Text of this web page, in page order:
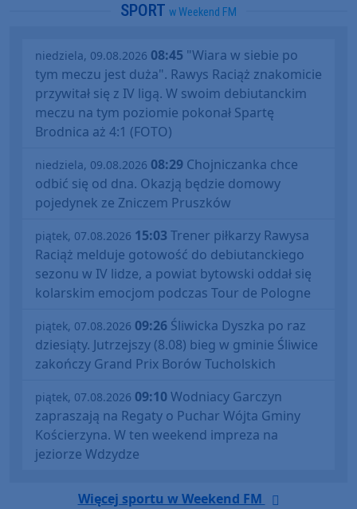
SPORT w Weekend FM
niedziela, 09.08.2026 08:45 "Wiara w siebie po
tym meczu jest duża". Rawys Raciąż znakomicie
przywitał się z IV ligą. W swoim debiutanckim
meczu na tym poziomie pokonał Spartę
Brodnica aż 4:1 (FOTO)
niedziela, 09.08.2026 08:29 Chojniczanka chce
odbić się od dna. Okazją będzie domowy
pojedynek ze Zniczem Pruszków
piątek, 07.08.2026 15:03Trener piłkarzy Rawysa
Raciąż melduje gotowość do debiutanckiego
sezonu w IV lidze, a powiat bytowski oddał się
kolarskim emocjom podczas Tour de Pologne
piątek, 07.08.2026 09:26 Śliwicka Dyszka po raz
dziesiąty. Jutrzejszy (8.08) bieg w gminie Śliwice
zakończy Grand Prix Borów Tucholskich
piątek, 07.08.2026 09:10Wodniacy Garczyn
zapraszają na Regaty o Puchar Wójta Gminy
Kościerzyna. W ten weekend impreza na
jeziorze Wdzydze
Więcej sportu w Weekend FM